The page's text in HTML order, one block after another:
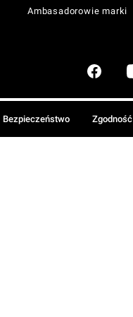
Ambasadorowie marki
Bezpieczeństwo Zgodność